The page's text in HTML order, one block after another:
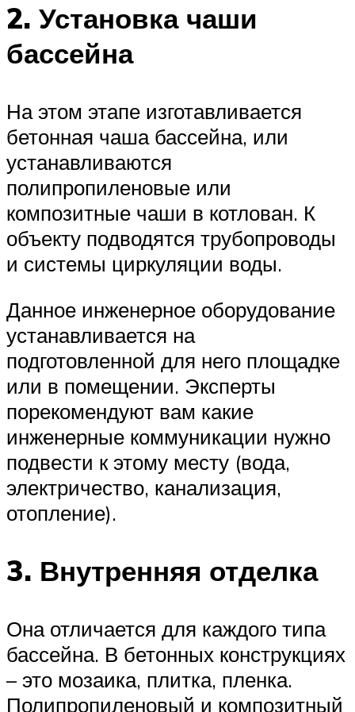
2. Установка чаши
бассейна
На этом этапе изготавливается
бетонная чаша бассейна, или
устанавливаются
полипропиленовые или
композитные чаши в котлован. К
объекту подводятся трубопроводы
и системы циркуляции воды.
Данное инженерное оборудование
устанавливается на
подготовленной для него площадке
или в помещении. Эксперты
порекомендуют вам какие
инженерные коммуникации нужно
подвести к этому месту (вода,
электричество, канализация,
отопление).
3. Внутренняя отделка
Она отличается для каждого типа
бассейна. В бетонных конструкциях
– это мозаика, плитка, пленка.
Полипропиленовый и композитный